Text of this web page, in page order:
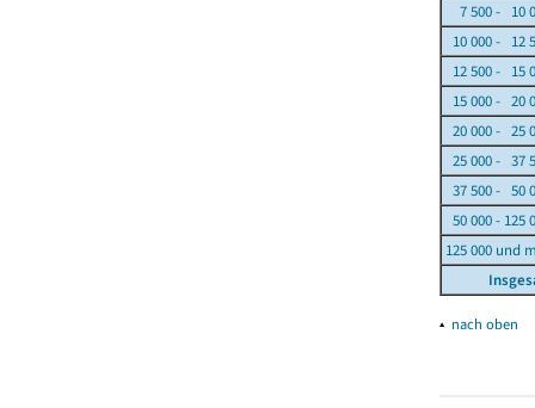
7 500 - 10
10 000 - 12
12 500 - 15
15 000 - 20
20 000 - 25
25 000 - 37
37 500 - 50
50 000 - 125
125 000 und
▴ nach oben